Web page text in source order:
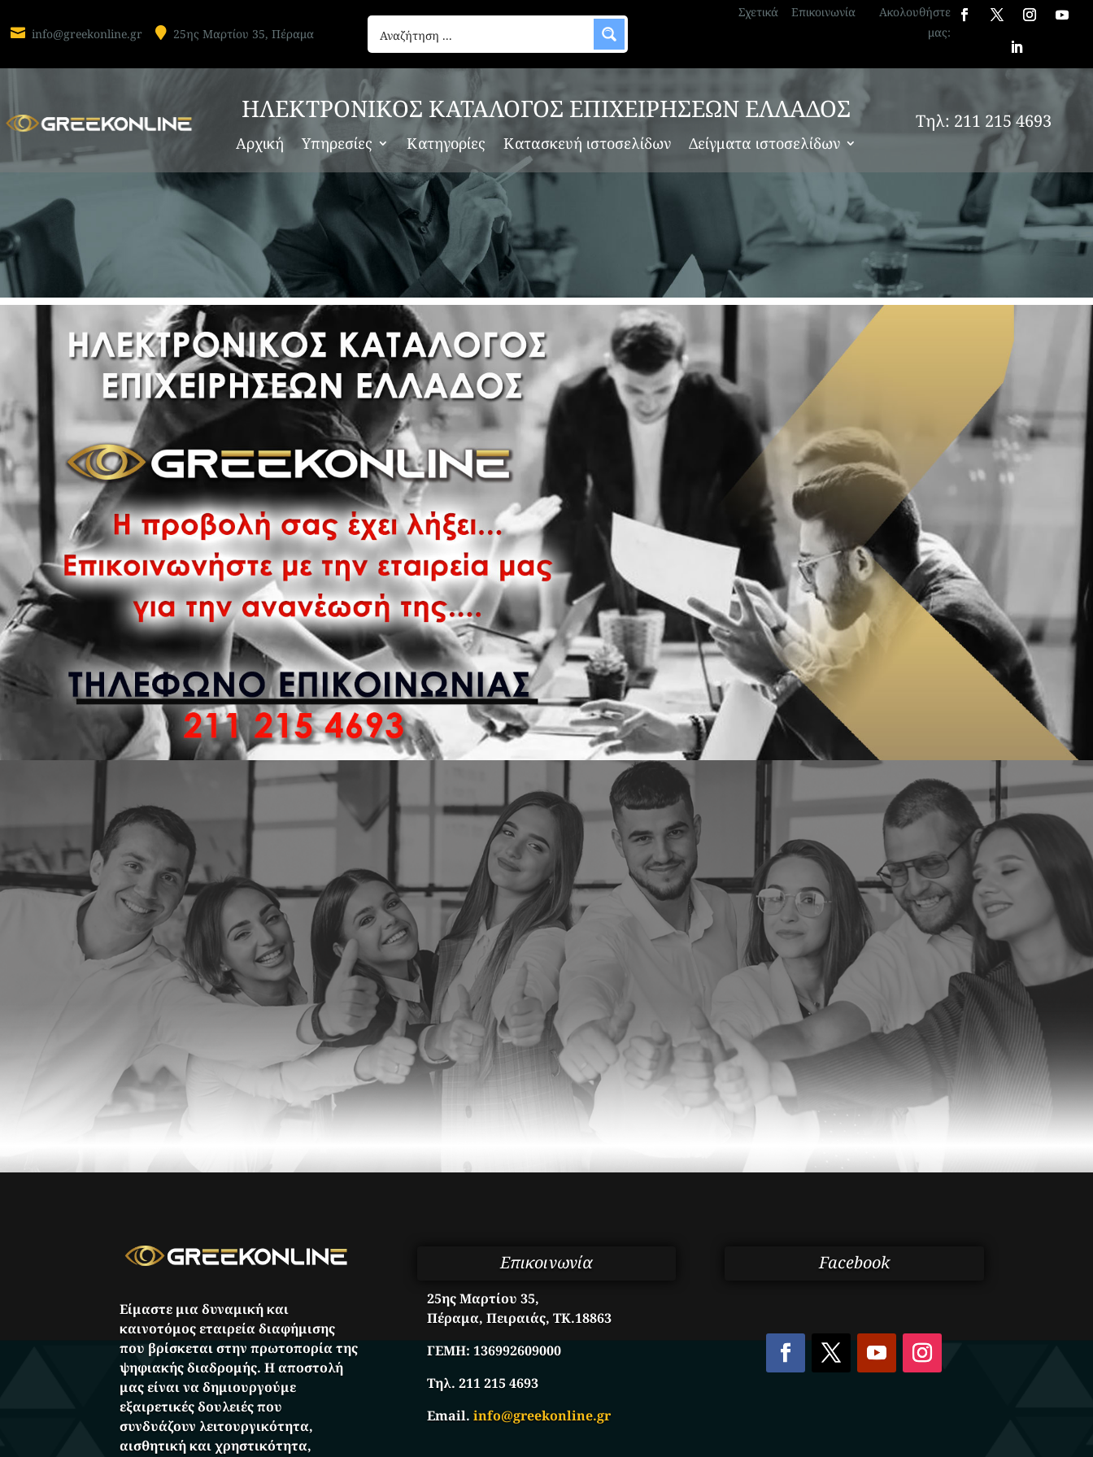
 info@greekonline.gr  25ης Μαρτίου 35, Πέραμα
Σχετικά Επικοινωνία
Ακολουθήστε
μας:
ΗΛΕΚΤΡΟΝΙΚΟΣ ΚΑΤΑΛΟΓΟΣ ΕΠΙΧΕΙΡΗΣΕΩΝ ΕΛΛΑΔΟΣ
Αρχική Υπηρεσίες Κατηγορίες Κατασκευή ιστοσελίδων Δείγματα ιστοσελίδων
Τηλ: 211 215 4693
Είμαστε μια δυναμική και
καινοτόμος εταιρεία διαφήμισης
που βρίσκεται στην πρωτοπορία της
ψηφιακής διαδρομής. Η αποστολή
μας είναι να δημιουργούμε
εξαιρετικές δουλειές που
συνδυάζουν λειτουργικότητα,
αισθητική και χρηστικότητα,
Επικοινωνία
25ης Μαρτίου 35,
Πέραμα, Πειραιάς, ΤΚ.18863
ΓΕΜΗ:136992609000
Τηλ. 211 215 4693
Email.info@greekonline.gr
Facebook